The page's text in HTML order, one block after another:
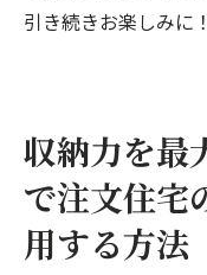
引き続きお楽しみに！
収納力を最
で注文住宅
用する方法